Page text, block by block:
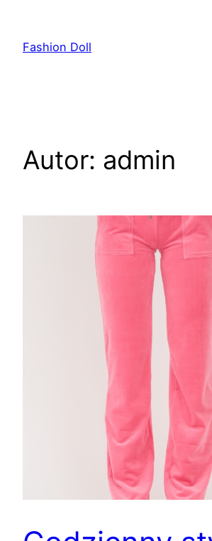
treściFashion Doll
Autor: admin